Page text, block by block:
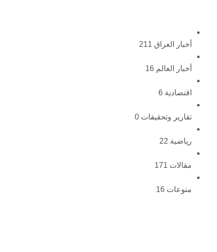
أخبار العراق 211
أخبار العالم 16
اقتصادية 6
تقارير وتحقيقات 0
رياضية 22
مقالات 171
منوعات 16